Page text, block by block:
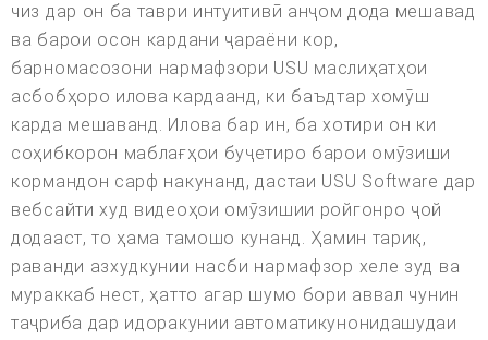
чиз дар он ба таври интуитивӣ анҷом дода мешавад
ва барои осон кардани ҷараёни кор,
барномасозони нармафзори USU маслиҳатҳои
асбобҳоро илова кардаанд, ки баъдтар хомӯш
карда мешаванд. Илова бар ин, ба хотири он ки
соҳибкорон маблағҳои буҷетиро барои омӯзиши
кормандон сарф накунанд, дастаи USU Software дар
вебсайти худ видеоҳои омӯзишии ройгонро ҷой
додааст, то ҳама тамошо кунанд. Ҳамин тариқ,
раванди азхудкунии насби нармафзор хеле зуд ва
мураккаб нест, ҳатто агар шумо бори аввал чунин
таҷриба дар идоракунии автоматикунонидашудаи